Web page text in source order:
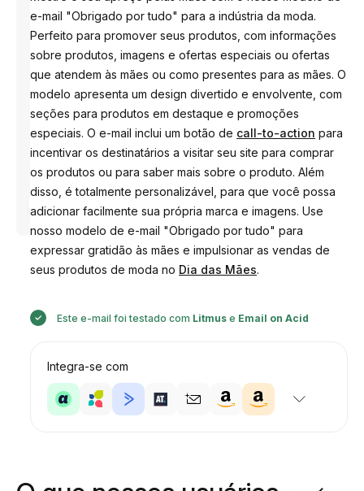
Desenhado
Anastasiia
e-mail "Obrigado por tudo" para a indústria da moda.
Perfeito para promover seus produtos, com informações
sobre produtos, imagens e ofertas especiais ou ofertas
que atendem às mães ou como presentes para as mães. O
modelo apresenta um design divertido e envolvente, com
seções para produtos em destaque e promoções
especiais. O e-mail inclui um botão de call-to-action para
incentivar os destinatários a visitar seu site para comprar
os produtos ou para saber mais sobre o produto. Além
disso, é totalmente personalizável, para que você possa
adicionar facilmente sua própria marca e imagens. Use
nosso modelo de e-mail "Obrigado por tudo" para
expressar gratidão às mães e impulsionar as vendas de
seus produtos de moda no Dia das Mães.
Este e-mail foi testado com Litmus e Email on Acid
Integra-se com